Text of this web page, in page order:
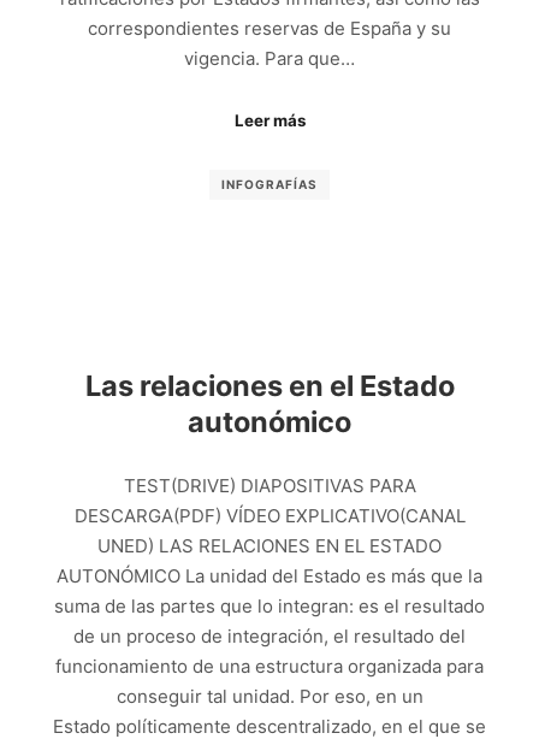
correspondientes reservas de España y su
vigencia. Para que…
Leer más
INFOGRAFÍAS
Las relaciones en el Estado
autonómico
TEST(DRIVE) DIAPOSITIVAS PARA
DESCARGA(PDF) VÍDEO EXPLICATIVO(CANAL
UNED) LAS RELACIONES EN EL ESTADO
AUTONÓMICO La unidad del Estado es más que la
suma de las partes que lo integran: es el resultado
de un proceso de integración, el resultado del
funcionamiento de una estructura organizada para
conseguir tal unidad. Por eso, en un
Estado políticamente descentralizado, en el que se